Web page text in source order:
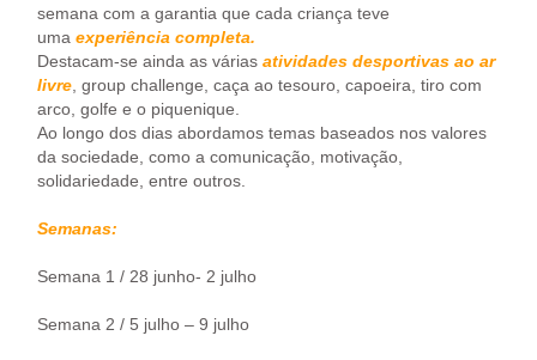
semana com a garantia que cada criança teve
umaexperiência completa.
Destacam-se ainda as váriasatividades desportivas ao ar
livre , group challenge, caça ao tesouro, capoeira, tiro com
arco, golfe e o piquenique.
Ao longo dos dias abordamos temas baseados nos valores
da sociedade, como a comunicação, motivação,
solidariedade, entre outros.
Semanas:
Semana 1 / 28 junho- 2 julho
Semana 2 / 5 julho – 9 julho